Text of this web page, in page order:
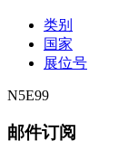
类别
国家
展位号
N5E99
邮件订阅